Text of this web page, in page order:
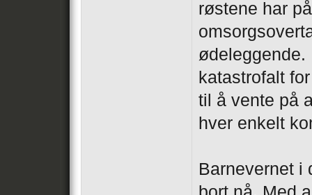
røstene har
ødeleggende.
katastrofalt
til å vente på
hver enkelt
Barnevernet i